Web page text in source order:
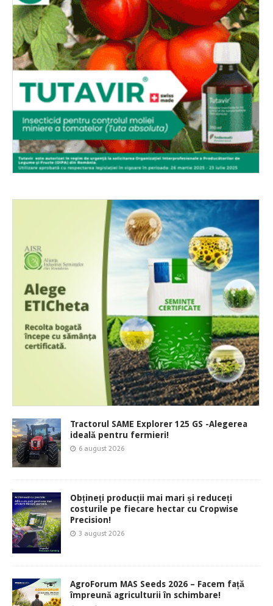
Tractorul SAME Explorer 125 GS -Alegerea
ideală pentru fermieri!
6 august 2026
Obțineți producții mai mari și reduceți
costurile pe fiecare hectar cu Cropwise
Precision!
3 august 2026
AgroForum MAS Seeds 2026 – Facem față
împreună agriculturii în schimbare!